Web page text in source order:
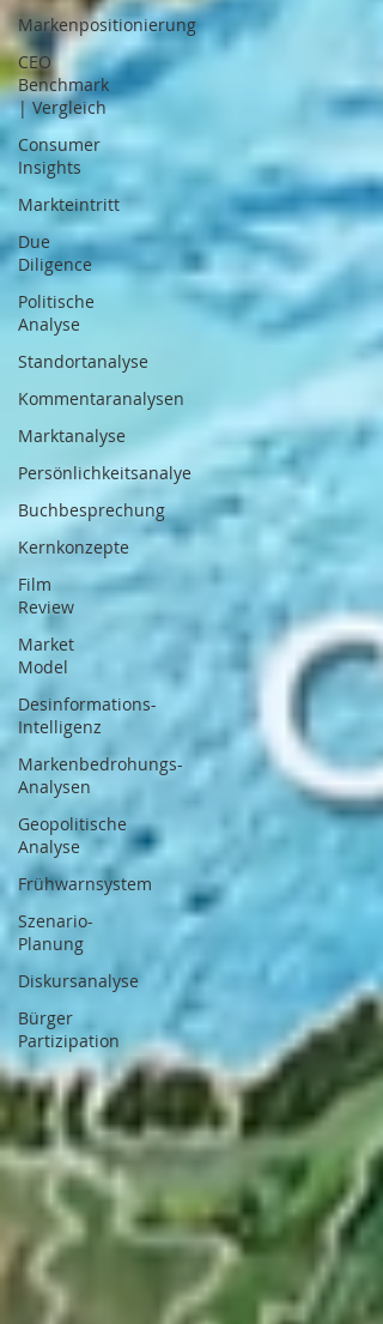
Markenpositionierung
CEO
Benchmark
| Vergleich
Consumer
Insights
Markteintritt
Due
Diligence
Politische
Analyse
Standortanalyse
Kommentaranalysen
Marktanalyse
Persönlichkeitsanalye
Buchbesprechung
Kernkonzepte
Film
Review
Market
Model
Desinformations-
Intelligenz
Markenbedrohungs-
Analysen
Geopolitische
Analyse
Frühwarnsystem
Szenario-
Planung
Diskursanalyse
Bürger
Partizipation